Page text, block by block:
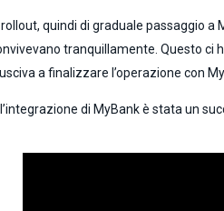
rollout, quindi di graduale passaggio
tranquillamente. Questo ci
a finalizzare l’operazione con
di MyBank è stata un